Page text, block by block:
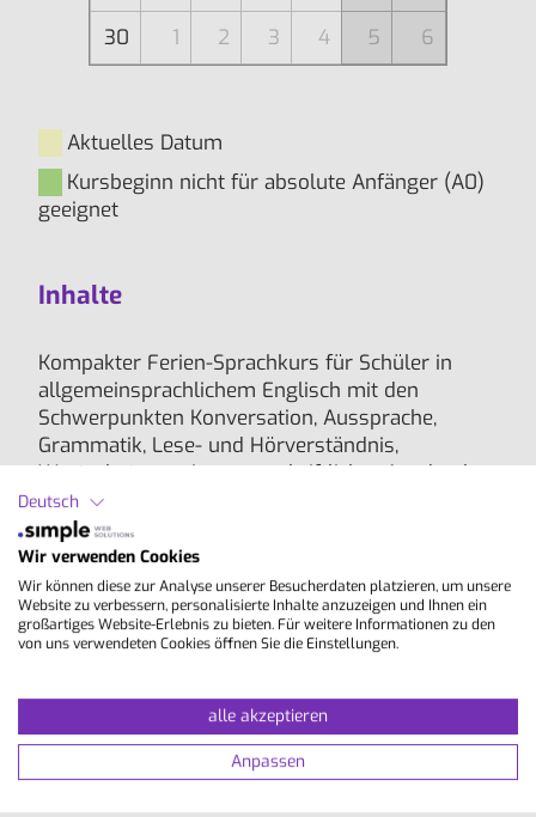
30
1 2 3 4 5 6
Aktuelles Datum
Kursbeginn nicht für absolute Anfänger (A0)
geeignet
Inhalte
Kompakter Ferien-Sprachkurs für Schüler in
allgemeinsprachlichem Englisch mit den
Schwerpunkten Konversation, Aussprache,
Grammatik, Lese- und Hörverständnis,
Wortschatzerweiterung, schriftlicher Ausdruck
und mehr Sicherheit im freien Sprechen.
Hinweis:Bei einem Zimmerwechsel fällt ein
Aufpreis von 25 EUR an.
Lektionen/Woche:
20 à 45 Min.
Gruppengröße:
10 - 15
Dauer:
1 - 24 Wochen
Deutsch
Wir verwenden Cookies
Wir können diese zur Analyse unserer Besucherdaten platzieren, um unsere
Website zu verbessern, personalisierte Inhalte anzuzeigen und Ihnen ein
großartiges Website-Erlebnis zu bieten. Für weitere Informationen zu den
von uns verwendeten Cookies öffnen Sie die Einstellungen.
alle akzeptieren
Anpassen